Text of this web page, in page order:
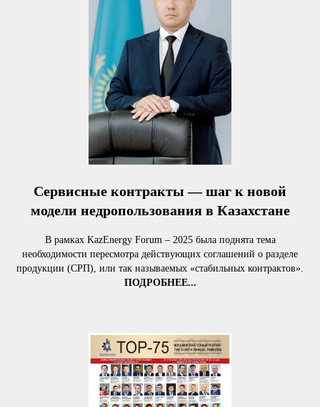
Сервисные контракты — шаг к новой
модели недропользования в Казахстане
В рамках KazEnergy Forum – 2025 была поднята тема
необходимости пересмотра действующих соглашений о разделе
продукции (СРП), или так называемых «стабильных контрактов».
ПОДРОБНЕЕ...